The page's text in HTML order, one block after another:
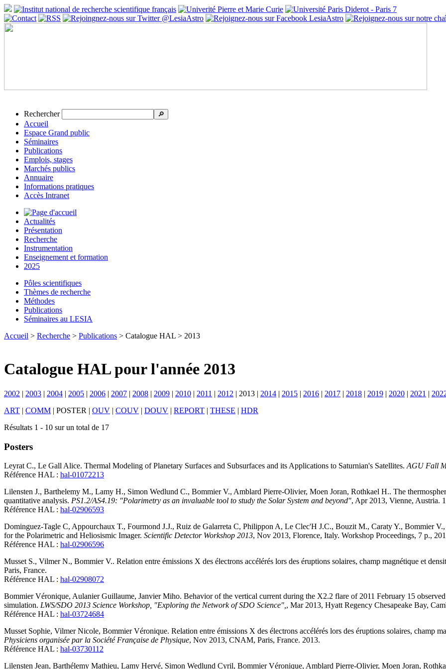
Rechercher 🔎
Accueil
Espace Grand public
Séminaires
Publications
Emplois, stages
Marchés publics
Annuaire
Informations pratiques
Accès Intranet
Actualités
Présentation
Recherche
Instrumentation
Enseignement et formation
2025
Pôles scientifiques
Thèmes de recherche
Méthodes
Publications
Séminaires au LESIA
Accueil > Recherche > Publications > Catalogue HAL > 2013
Catalogue HAL pour l'année 2013
2002 | 2003 | 2004 | 2005 | 2006 | 2007 | 2008 | 2009 | 2010 | 2011 | 2012 | 2013 | 2014 | 2015 | 2016 | 2017 | 2018 | 2019 | 2020 | 2021 |
ART | COMM | POSTER | OUV | COUV | DOUV | REPORT | THESE | HDR
Résultats 1 - 10 sur un total de 17
Posters
Leyrat C., Le Gall Alice. Thermal Modeling of Planetary Surfaces and Subsurfaces and its Applications to Saturnian's Satellites. AGU Fall
Référence HAL : hal-01072213
Lilensten J., Barthelemy M., Lamy H., Simon Wedlund C., Bommier V., Amblard Pierre-Olivier, Moen Joran, Rothkael H.. The
quantitative analysis. PS1.2/AS4.19: "Polarimetry as an invaluable tool to study the Solar System and beyond", Apr 2013, Vienne, Austria.
Référence HAL : hal-02906593
Dominguez-Tagle C, Appourchaux T., Fourmond J.J., Ruiz de Galarreta C, Philippon A, Le Clec'H J.C., Bouzit M., CaratyY., Bommier V.,
for the Polarimetric and Heliosismic Imager. Scientific Detector Workshop 2013, Nov 2013, Florence, Italy. Workshop Proceedings, 7 p.,
Référence HAL : hal-02906596
Musset S., Vilmer N., Bommier V.. Relation entre émissions X des électrons accélérés lors des éruptions solaires, champ magnétique et
Paris, France.
Référence HAL : hal-02908072
Bommier Véronique, Aulanier Guillaume, Janvier Miho. Behavior of the vertical current during the X2.2 flare of 2011 February 15
simulation. LWS/SDO 2013 Science Workshop, "Exploring the Network of SDO Science", , Mar 2013, Hyatt Regency Chesapeake Bay,
Référence HAL : hal-03724684
Musset Sophie, Vilmer Nicole, Bommier Véronique. Relation entre émissions X des électrons accélérés lors des éruptions solaires, champ
Physiciens organisée par la Société Française de Physique, Nov 2013, CNAM, Paris, France. 2013.
Référence HAL : hal-03730112
Lilensten Jean, Barthélemy Mathieu, Lamy Hervé, Simon Wedlund Cyril, Bommier Véronique, Amblard Pierre-Olivier, Moen Joran,